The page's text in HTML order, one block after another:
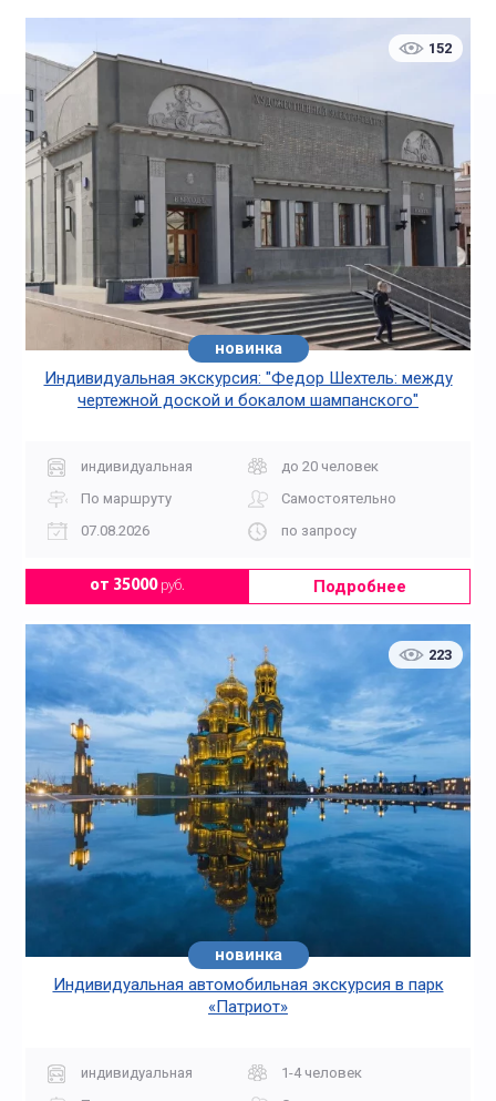
152
новинка
Индивидуальная экскурсия: "Федор Шехтель: между
чертежной доской и бокалом шампанского"
индивидуальная
до 20 человек
По маршруту
Самостоятельно
07.08.2026
по запросу
от 35000руб. Подробнее
223
новинка
Индивидуальная автомобильная экскурсия в парк
«Патриот»
индивидуальная
1-4 человек